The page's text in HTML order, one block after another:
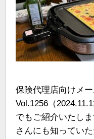
保険代理店向けメ
Vol.1256（
でもご紹介いたし
さんにも知ってい